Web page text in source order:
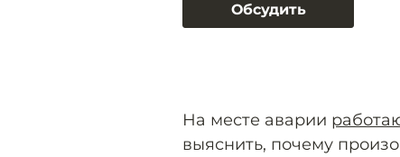
Обсудить
На месте аварии
выяснить, почему